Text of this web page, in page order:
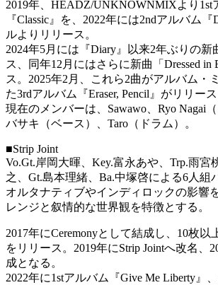
2019年、HEADZ/UNKNOWNMIXより1st
『Classic』を、2022年には2ndアルバム
ルよりリリース。
2024年5月には『Diary』以来2年ぶりの新
ス、同年12月にはさらに新曲「Dressed in
ス。2025年2月、これら2曲がアルバム・
た3rdアルバム『Eraser, Pencil』がリリース
現在のメンバーは、Sawawo、Ryo Nagai
バサキ（ベース）、Taro（ドラム）。
■Strip Joint
Vo.Gt.岸岡大暉、Key.富永あや、Trp.雨宮
之、Gt.島本理緒、Ba.中塚啓による6人組
オルタナティブやインディロックの影響
レンジと叙情的な世界観を特徴とする。
2017年にCeremonyとして結成し、10枚以
をリリース。2019年にStrip Jointへ改名、
成となる。
2022年に1stアルバム『Give Me Liberty』